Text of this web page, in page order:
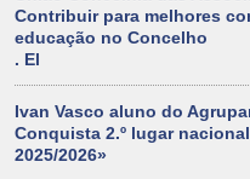
Contribuir para melhores
educação no Concelho
. El
Ivan Vasco aluno do
Conquista 2.º lugar
2025/2026»